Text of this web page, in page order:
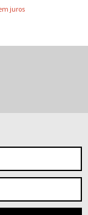
juros